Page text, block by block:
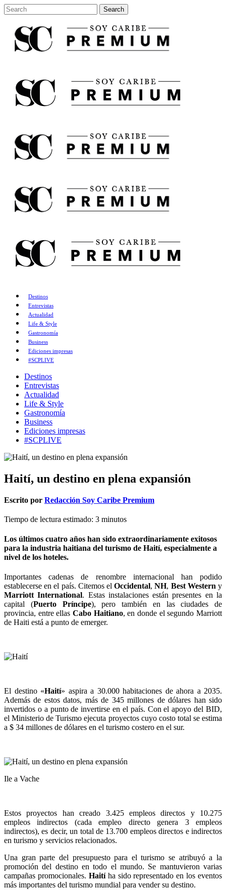
Destinos
Entrevistas
Actualidad
Life & Style
Gastronomía
Business
Ediciones impresas
#SCPLIVE
Destinos
Entrevistas
Actualidad
Life & Style
Gastronomía
Business
Ediciones impresas
#SCPLIVE
Haití, un destino en plena expansión
Escrito por Redacción Soy Caribe Premium
Tiempo de lectura estimado: 3 minutos
Los últimos cuatro años han sido extraordinariamente exitosos
para la industria haitiana del turismo de Haití, especialmente a
nivel de los hoteles.
Importantes cadenas de renombre internacional han podido
establecerse en el país. Citemos elOccidental,NH, Best Westerny
Marriott International. Estas instalaciones están presentes en la
capital (Puerto Príncipe), pero también en las ciudades de
provincia, entre ellas Cabo Haitiano, en donde el segundo Marriott
de Haiti está a punto de emerger.
El destino «Haití» aspira a 30.000 habitaciones de ahora a 2035.
Además de estos datos, más de 345 millones de dólares han sido
invertidos o a punto de invertirse en el país. Con el apoyo del BID,
el Ministerio de Turismo ejecuta proyectos cuyo costo total se estima
a $ 34 millones de dólares en el turismo costero en el sur.
Ile a Vache
Estos proyectos han creado 3.425 empleos directos y 10.275
empleos indirectos (cada empleo directo genera 3 empleos
indirectos), es decir, un total de 13.700 empleos directos e indirectos
en turismo y servicios relacionados.
Una gran parte del presupuesto para el turismo se atribuyó a la
promoción del destino en todo el mundo. Se mantuvieron varias
campañas promocionales. Haitíha sido representado en los eventos
más importantes del turismo mundial para vender su destino.